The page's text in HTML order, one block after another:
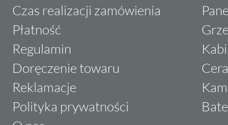
Czas realizacji zamówienia
Płatność
Regulamin
Doręczenie towaru
Reklamacje
Polityka prywatności